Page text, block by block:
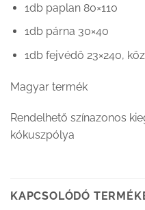
1db paplan 80×110
1db párna 30×40
1db fejvédő 23×240,
Magyar termék
Rendelhető színazonos
kókuszpólya
KAPCSOLÓDÓ